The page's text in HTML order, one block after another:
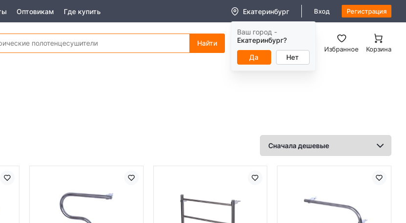
Оптовикам Где купить Екатеринбург
Ваш город -
Екатеринбург?
Да Нет
Вход Регистрация
8 (800) 550-11-38
Заказать звонок Избранное Корзина